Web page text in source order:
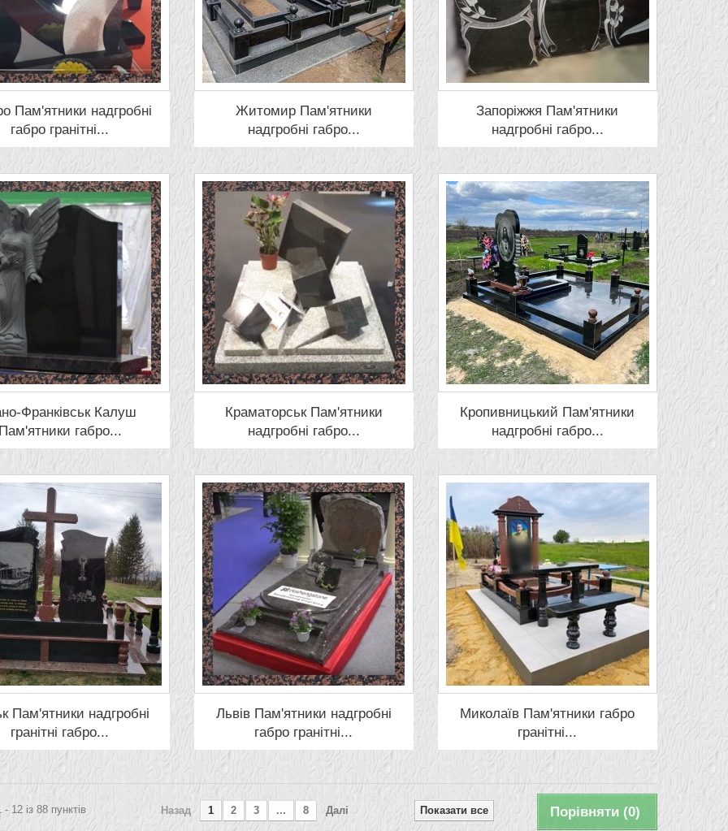
Пам'ятники надгробні
габро гранітні...
Житомир Пам'ятники
надгробні габро...
Запоріжжя Пам'ятники
надгробні габро...
Франківськ Калуш
габро...
Краматорськ Пам'ятники
надгробні габро...
Кропивницький Пам'ятники
надгробні габро...
Пам'ятники надгробні
гранітні габро...
Львів Пам'ятники надгробні
габро гранітні...
Миколаїв Пам'ятники габро
гранітні...
Порівняти (0)
Показати все
Назад 1 2 3 ... 8 Далі
- 12 із 88 пунктів